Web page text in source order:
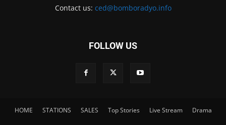
Contact us: ced@bomboradyo.info
FOLLOW US
HOME STATIONS SALES Top Stories Live Stream Drama